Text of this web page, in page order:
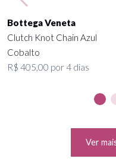
Bottega Veneta
Clutch Knot Chain Azul
Cobalto
R$ 405,00 por 4 dias
Ver